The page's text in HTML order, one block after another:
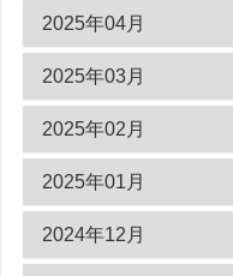
2025年04月
2025年03月
2025年02月
2025年01月
2024年12月